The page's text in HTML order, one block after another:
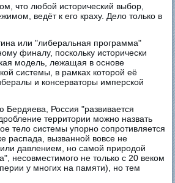
что любой исторический выбор,
ведёт к его краху. Дело только в
или "либеральная программа"
финалу, поскольку исторически
модель, лежащая в основе
системы, в рамках которой её
и консерваторы имперской
Бердяева, Россия "развивается
территории можно назвать
тело системы упорно сопротивляется
распада, вызванной вовсе не
давлением, но самой природой
несовместимого не только с 20 веком
у многих на памяти), но тем